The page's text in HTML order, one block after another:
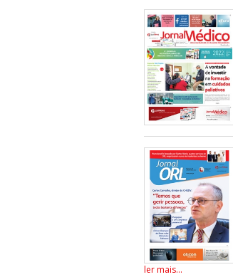
ler mais...